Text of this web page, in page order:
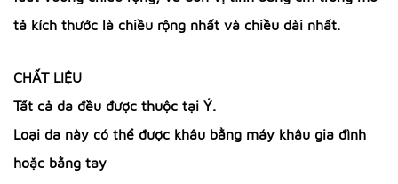
tả kích thước là chiều rộng nhất và chiều dài nhất.
CHẤT LIỆU
Tất cả da đều được thuộc tại Ý.
Loại da này có thể được khâu bằng máy khâu gia đình
hoặc bằng tay